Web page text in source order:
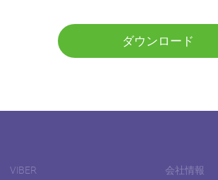
ダウンロード
VIBER 会社情報